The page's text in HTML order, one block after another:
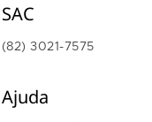
SAC
(82) 3021-7575
Ajuda